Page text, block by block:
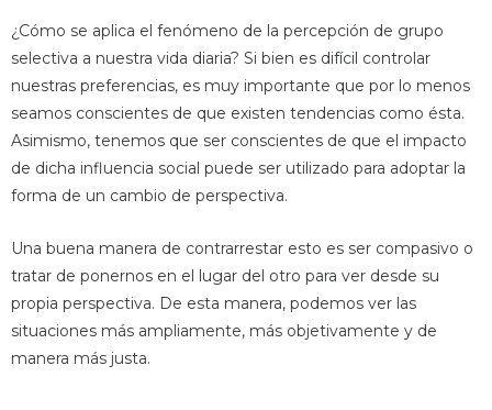
¿Cómo se aplica el fenómeno de la percepción de grupo
selectiva a nuestra vida diaria? Si bien es difícil controlar
nuestras preferencias, es muy importante que por lo menos
seamos conscientes de que existen tendencias como ésta.
Asimismo, tenemos que ser conscientes de que el impacto
de dicha influencia social puede ser utilizado para adoptar la
forma de un cambio de perspectiva.
Una buena manera de contrarrestar esto es ser compasivo o
tratar de ponernos en el lugar del otro para ver desde su
propia perspectiva. De esta manera, podemos ver las
situaciones más ampliamente, más objetivamente y de
manera más justa.